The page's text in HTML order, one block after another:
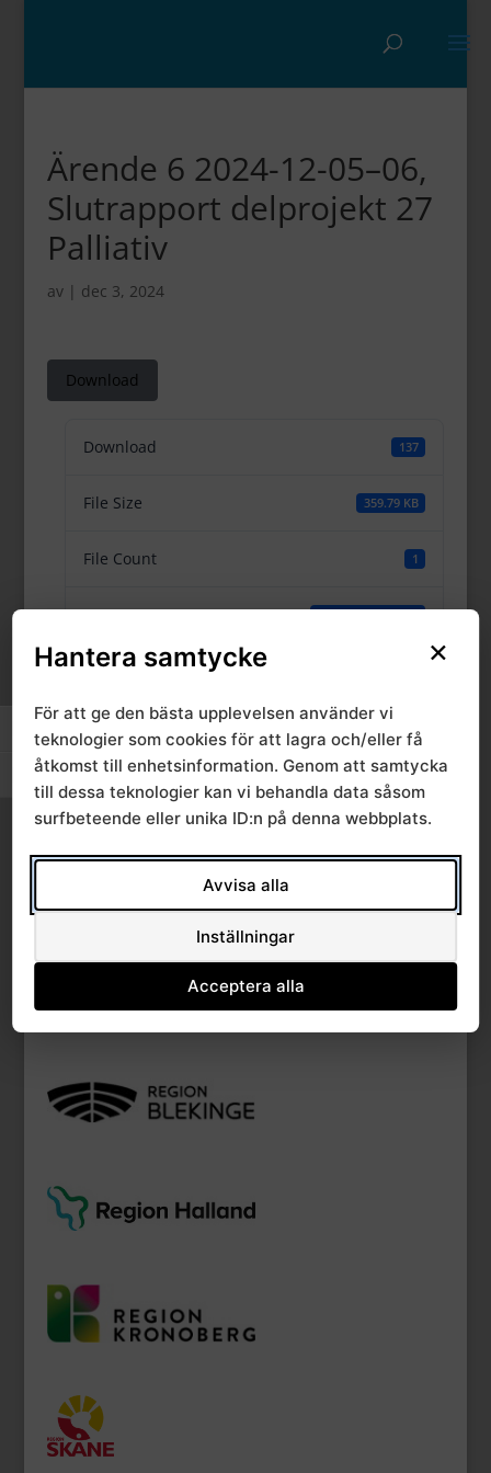
Slå på/av hög kontrast
Slå på/av textstorlek
Ärende 6 2024-12-05–06,
Slutrapport delprojekt 27
Palliativ
av | dec 3, 2024
Download
Download 137
File Size 359.79 KB
File Count 1
Create Date
Last Updated
Ärende 6 2024-12-
05--06, Slutrapport
delprojekt 27
Palliativ
×
Hantera samtycke
För att ge den bästa upplevelsen använder vi
teknologier som cookies för att lagra och/eller få
åtkomst till enhetsinformation. Genom att samtycka
till dessa teknologier kan vi behandla data såsom
surfbeteende eller unika ID:n på denna webbplats.
Avvisa alla
Inställningar
Acceptera alla